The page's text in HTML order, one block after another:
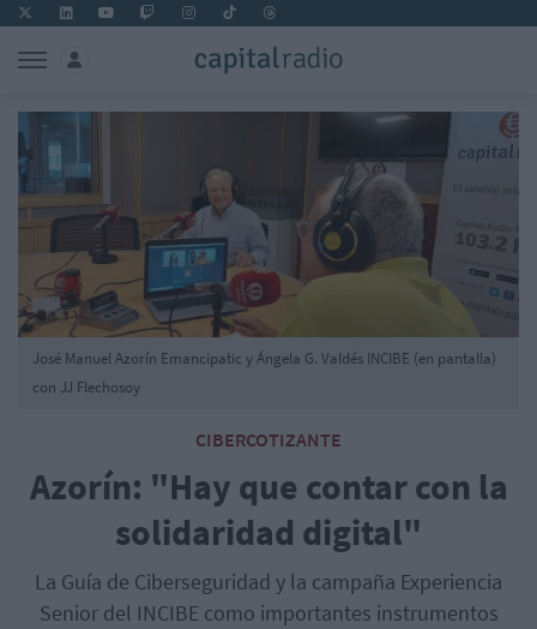
CIBERCOTIZANTE
Azorín: "Hay que contar con la
solidaridad digital"
La Guía de Ciberseguridad y la campaña Experiencia
Senior del INCIBE como importantes instrumentos
José Manuel Azorín Emancipatic y Ángela G. Valdés INCIBE (en pantalla)
con JJ Flechosoy